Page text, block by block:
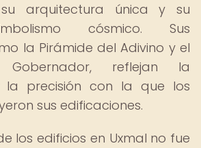
arquitectura única y su
cósmico. Sus
la Pirámide del Adivino y el
reflejan la
la precisión con la que los
sus edificaciones.
los edificios en Uxmal no fue